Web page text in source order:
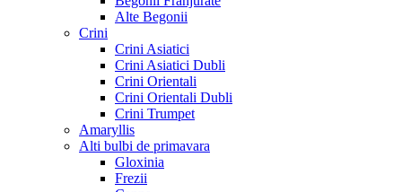
Alte Begonii
Crini
Crini Asiatici
Crini Asiatici Dubli
Crini Orientali
Crini Orientali Dubli
Crini Trumpet
Amaryllis
Alti bulbi de primavara
Gloxinia
Frezii